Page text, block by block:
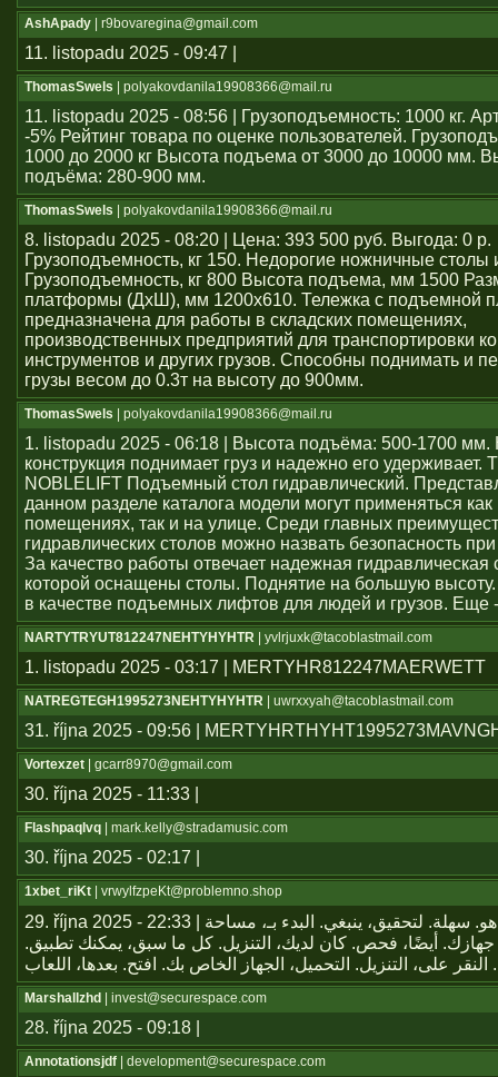
AshApady | r9bovaregina@gmail.com
11. listopadu 2025 - 09:47 |
ThomasSwels | polyakovdanila19908366@mail.ru
11. listopadu 2025 - 08:56 | Грузоподъемность: 1000 кг.
-5% Рейтинг товара по оценке пользователей.
1000 до 2000 кг Высота подъема от 3000 до 10000 мм.
подъёма: 280-900 мм.
ThomasSwels | polyakovdanila19908366@mail.ru
8. listopadu 2025 - 08:20 | Цена: 393 500 руб. Выгода: 0 р.
Грузоподъемность, кг 150. Недорогие ножничные столы
Грузоподъемность, кг 800 Высота подъема, мм 1500
платформы (ДхШ), мм 1200x610. Тележка с подъемной
предназначена для работы в складских помещениях,
производственных предприятий для транспортировки
инструментов и других грузов. Способны поднимать и
грузы весом до 0.3т на высоту до 900мм.
ThomasSwels | polyakovdanila19908366@mail.ru
1. listopadu 2025 - 06:18 | Высота подъёма: 500-1700
конструкция поднимает груз и надежно его удерживает.
NOBLELIFT Подъемный стол гидравлический.
данном разделе каталога модели могут применяться
помещениях, так и на улице. Среди главных
гидравлических столов можно назвать безопасность
За качество работы отвечает надежная гидравлическая
которой оснащены столы. Поднятие на большую
в качестве подъемных лифтов для людей и грузов. Еще
NARTYTRYUT812247NEHTYHYHTR | yvlrjuxk@tacoblastmail.com
1. listopadu 2025 - 03:17 | MERTYHR812247MAERWETT
NATREGTEGH1995273NEHTYHYHTR | uwrxxyah@tacoblastmail.com
31. října 2025 - 09:56 |
Vortexzet | gcarr8970@gmail.com
30. října 2025 - 11:33 |
Flashpaqlvq | mark.kelly@stradamusic.com
30. října 2025 - 02:17 |
1xbet_riKt | vrwylfzpeKt@problemno.shop
29. října 2025 - 22:33 | يعتبر تطبيق هو. سهلة. لتحقيق، ينبغي. البدء بـ، مساحة
أيضًا، فحص. كان لديك، التنزيل. كل ما سبق، يمكنك تطبيق.
Marshallzhd | invest@securespace.com
28. října 2025 - 09:18 |
Annotationsjdf | development@securespace.com